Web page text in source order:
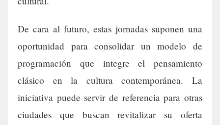
De cara al futuro, estas jornadas suponen una
oportunidad para consolidar un modelo de
programación que integre el pensamiento
clásico en la cultura contemporánea. La
iniciativa puede servir de referencia para otras
ciudades que buscan revitalizar su oferta